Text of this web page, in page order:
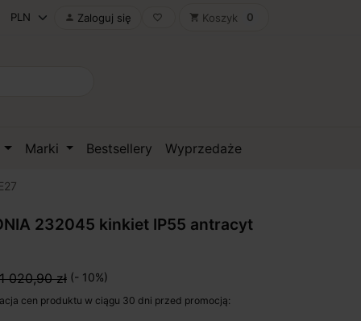
 Zaloguj się favorite_border shopping_cart Koszyk 0
Marki Bestsellery Wyprzedaże
232045 kinkiet IP55 antracyt
1 020,90 zł (- 10%)
cen produktu w ciągu 30 dni przed promocją: